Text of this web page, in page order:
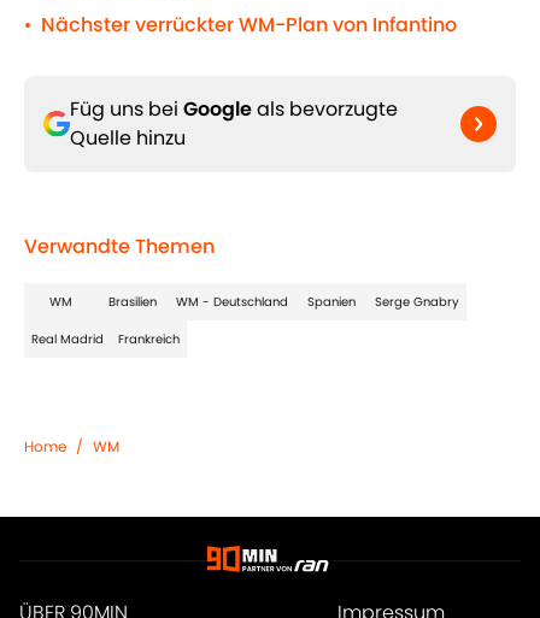
• Nächster verrückter WM-Plan von Infantino
Füg uns bei Googleals bevorzugte
Quelle hinzu
Verwandte Themen
WM Brasilien WM - Deutschland Spanien Serge Gnabry
Real Madrid Frankreich
Home / WM